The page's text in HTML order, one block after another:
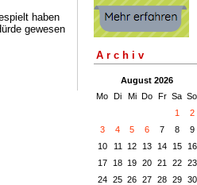
haben
gewesen
Archiv
August 2026
Mo Di Mi Do Fr Sa So
1
2
3
4 5 6 7 8
9
10
11 12 13 14 15
16
17
18 19 20 21 22
23
24
25 26 27 28 29
30